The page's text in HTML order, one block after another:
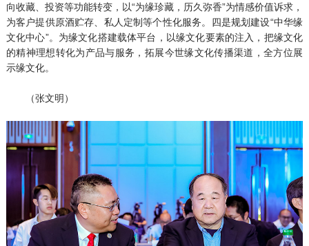
向收藏、投资等功能转变，以“为缘珍藏，历久弥香”为情感价值诉求，
为客户提供原酒贮存、私人定制等个性化服务。四是规划建设“中华缘
文化中心”。为缘文化搭建载体平台，以缘文化要素的注入，把缘文化
的精神理想转化为产品与服务，拓展今世缘文化传播渠道，全方位展
示缘文化。
（张文明）